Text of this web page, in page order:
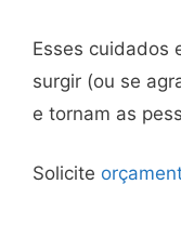
Esses cuidados
surgir (ou se
e tornam as
Solicite